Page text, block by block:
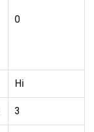
0
Ні
3